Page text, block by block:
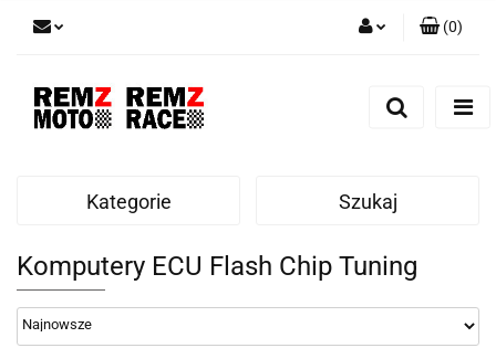
(0)
Kategorie Szukaj
Komputery ECU Flash Chip Tuning